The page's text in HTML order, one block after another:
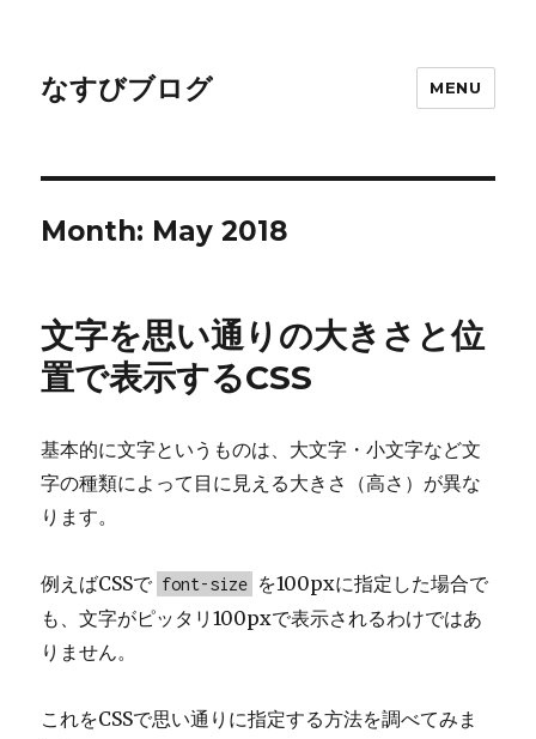
なすびブログ MENU
Month: May 2018
文字を思い通りの大きさと位
置で表示するCSS
基本的に文字というものは、大文字・小文字など文
字の種類によって目に見える大きさ（高さ）が異な
ります。
例えばCSSで font-size を100pxに指定した場合で
も、文字がピッタリ100pxで表示されるわけではあ
りません。
これをCSSで思い通りに指定する方法を調べてみま